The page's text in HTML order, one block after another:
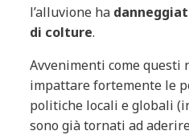
l’alluvione ha
di colture.
Avvenimenti come questi
impattare fortemente le
politiche locali e globali
sono già tornati ad